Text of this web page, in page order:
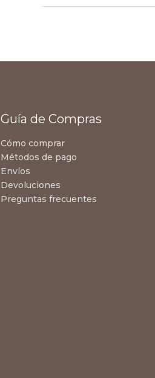
Guía de Compras
Cómo comprar
Métodos de pago
Envíos
Devoluciones
Preguntas frecuentes